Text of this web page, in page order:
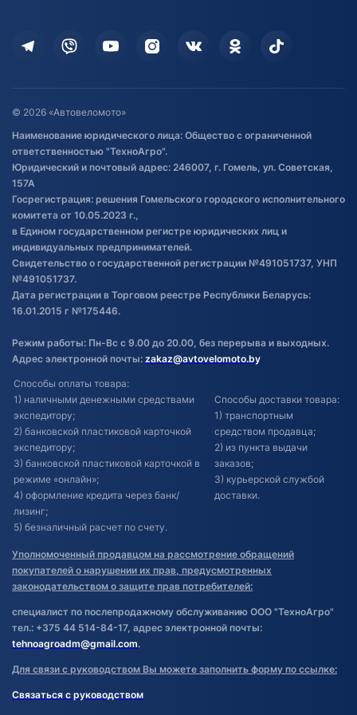
Дополнительные услуги
Оставить отзыв
Договор публичной оферты
Обработка файлов cookie
Постановка транспорта на учет
Обновления в ЭПТС 2024
© 2026 «Автовеломото»
Наименование юридического лица: Общество с ограниченной
ответственностью "ТехноАгро".
Юридический и почтовый адрес: 246007, г. Гомель, ул. Советская,
157А
Госрегистрация: решения Гомельского городского исполнительного
комитета от 10.05.2023 г.,
в Едином государственном регистре юридических лиц и
индивидуальных предпринимателей.
Свидетельство о государственной регистрации №491051737, УНП
№491051737.
Дата регистрации в Торговом реестре Республики Беларусь:
16.01.2015 г №175446.
Режим работы: Пн-Вс с 9.00 до 20.00, без перерыва и выходных.
Адрес электронной почты: zakaz@avtovelomoto.by
Способы оплаты товара:
1) наличными денежными средствами
экспедитору;
2) банковской пластиковой карточкой
экспедитору;
3) банковской пластиковой карточкой в
режиме «онлайн»;
4) оформление кредита через банк/
лизинг;
5) безналичный расчет по счету.
Способы доставки товара:
1) транспортным
средством продавца;
2) из пункта выдачи
заказов;
3) курьерской службой
доставки.
Уполномоченный продавцом на рассмотрение обращений
покупателей о нарушении их прав, предусмотренных
законодательством о защите прав потребителей:
специалист по послепродажному обслуживанию ООО "ТехноАгро"
тел.: +375 44 514-84-17, адрес электронной почты:
tehnoagroadm@gmail.com.
Для связи с руководством Вы можете заполнить форму по ссылке:
Связаться с руководством